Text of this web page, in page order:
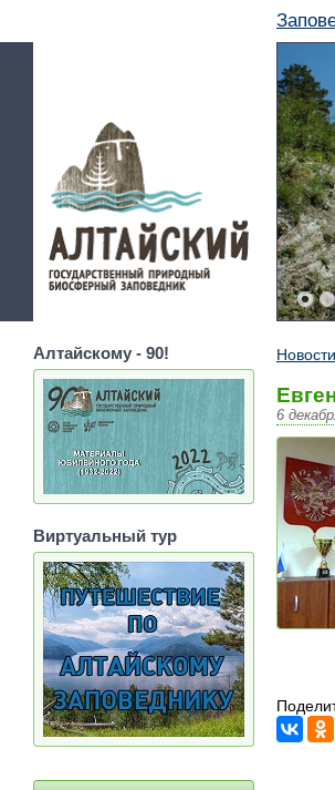
Новости
6
Алтайскому - 90!
Виртуальный тур